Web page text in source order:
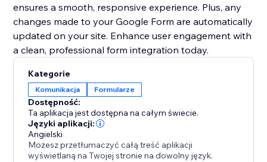
ensures a smooth, responsive experience. Plus, any
changes made to your Google Form are automatically
updated on your site. Enhance user engagement with
a clean, professional form integration today.
Kategorie
Komunikacja Formularze
Dostępność:
Ta aplikacja jest dostępna na całym świecie.
Języki aplikacji:
Angielski
Możesz przetłumaczyć całą treść aplikacji
wyświetlaną na Twojej stronie na dowolny język.